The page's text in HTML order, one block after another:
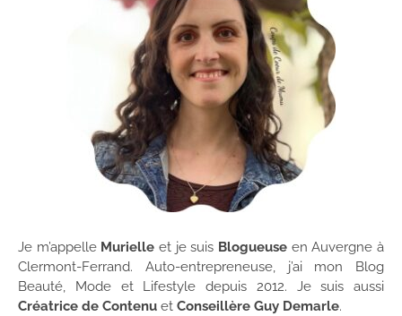
Je m’appelle Murielle et je suis Blogueuse en Auvergne à
Clermont-Ferrand. Auto-entrepreneuse, j’ai mon Blog
Beauté, Mode et Lifestyle depuis 2012. Je suis aussi
Créatrice de Contenu et Conseillère Guy Demarle.